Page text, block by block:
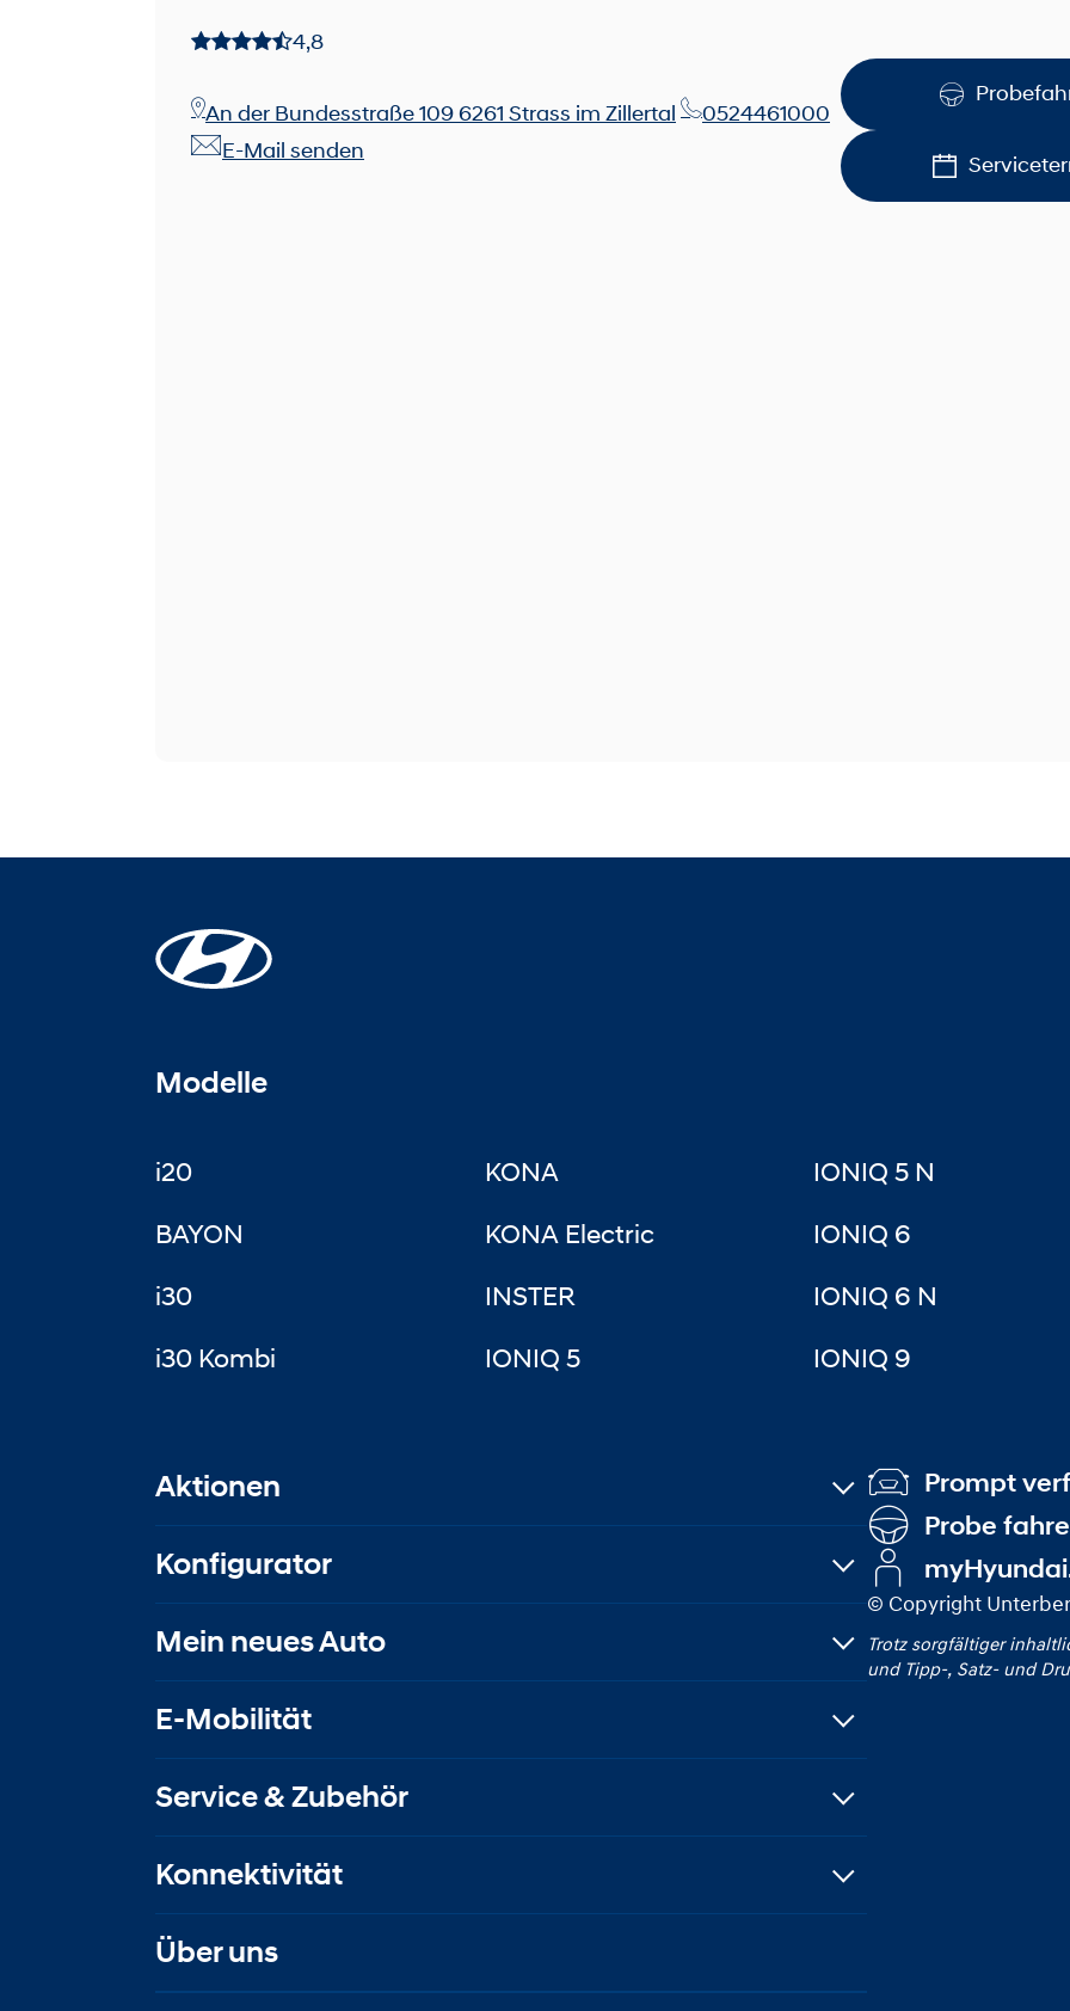
4,8
An der Bundesstraße 109 6261 Strass im Zillertal
0524461000
E-Mail senden
Modelle
i20
BAYON
i30
i30 Kombi
KONA
KONA Electric
INSTER
IONIQ 5
IONIQ 5 N
IONIQ 6
IONIQ 6 N
IONIQ 9
Aktionen
Konfigurator
Mein neues Auto
E-Mobilität
Service & Zubehör
Konnektivität
Über uns
Prompt
Probe
© Copyright
Trotz sorgfältiger
und Tipp‑, Satz‑ und